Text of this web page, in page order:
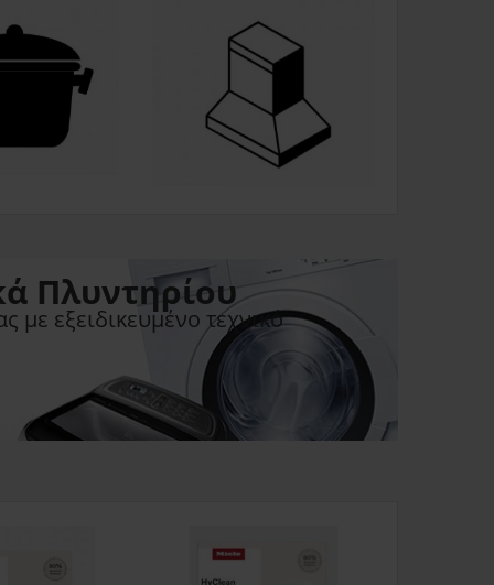
Πλυντηρίου
με εξειδικευμένο τεχνικό